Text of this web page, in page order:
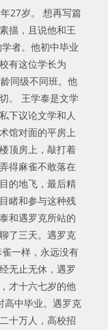
27岁。 想再写篇
描，且说他和王
者。他初中毕业
有这位学长为
同级不同班。他
。 王学泰是文学
下议论文学和人
馆对面的平房上
顶房上，敲打着
得麻雀不敢落在
的地飞，最后精
睹和参与这种残
和遇罗克所站的
了三天。遇罗克
一样，永远没有
无止无休，遇罗
才十六七岁的他
高中毕业。遇罗克
十万人，高校招